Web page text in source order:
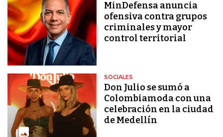
MinDefensa anuncia
ofensiva contra grupos
criminales y mayor
control territorial
SOCIALES
Don Julio se sumó a
Colombiamoda con una
celebración en la ciudad
de Medellín